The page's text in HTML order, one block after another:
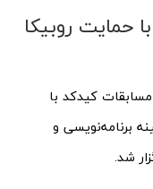
حمایت روبیکا
مسابقات کیدکد با
برنامه‌نویسی و
شد.